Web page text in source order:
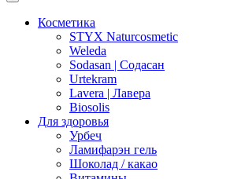
Косметика
STYX Naturcosmetic
Weleda
Sodasan | Содасан
Urtekram
Lavera | Лавера
Biosolis
Для здоровья
Урбеч
Ламифарэн гель
Шоколад / какао